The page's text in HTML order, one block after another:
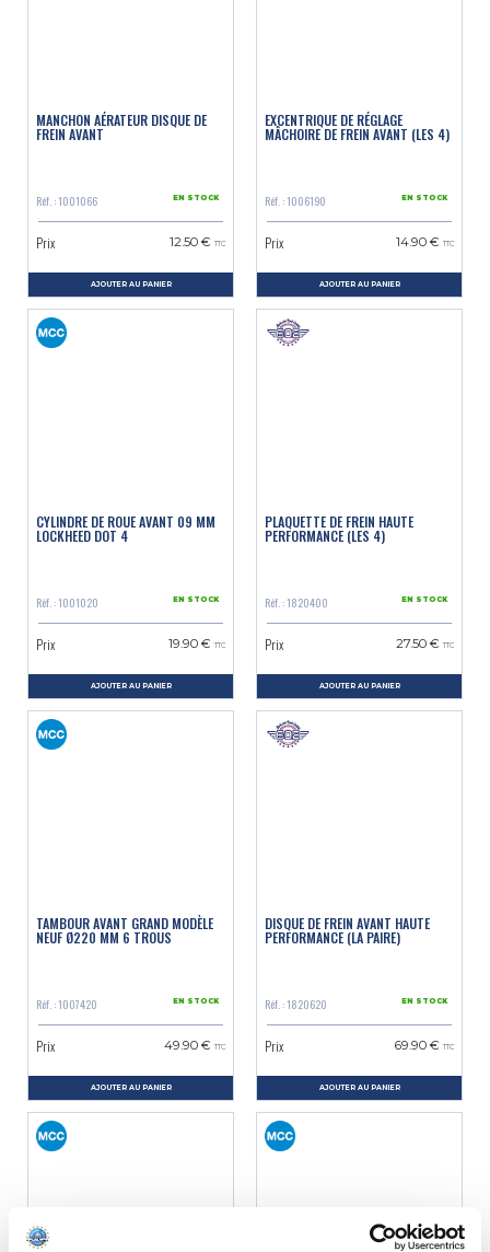
MANCHON AÉRATEUR DISQUE DE
FREIN AVANT
Réf. : 1001066 EN STOCK
Prix 12.50 € TTC
AJOUTER AU PANIER
EXCENTRIQUE DE RÉGLAGE
MÂCHOIRE DE FREIN AVANT (LES 4)
Réf. : 1006190 EN STOCK
Prix 14.90 € TTC
AJOUTER AU PANIER
CYLINDRE DE ROUE AVANT 09 MM
LOCKHEED DOT 4
Réf. : 1001020 EN STOCK
Prix 19.90 € TTC
AJOUTER AU PANIER
PLAQUETTE DE FREIN HAUTE
PERFORMANCE (LES 4)
Réf. : 1820400 EN STOCK
Prix 27.50 € TTC
AJOUTER AU PANIER
TAMBOUR AVANT GRAND MODÈLE
NEUF Ø220 MM 6 TROUS
Réf. : 1007420 EN STOCK
Prix 49.90 € TTC
AJOUTER AU PANIER
DISQUE DE FREIN AVANT HAUTE
PERFORMANCE (LA PAIRE)
Réf. : 1820620 EN STOCK
Prix 69.90 € TTC
AJOUTER AU PANIER